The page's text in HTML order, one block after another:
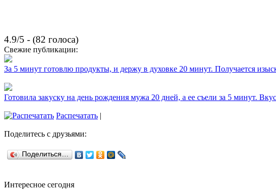
4.9/5 - (82 голоса)
Свежие публикации:
За 5 минут готовлю продукты, и держу в духовке 20 минут. Получается
Готовила закуску на день рождения мужа 20 дней, а ее съели за 5 минут.
Распечатать |
Поделитесь с друзьями:
Поделиться…
Интересное сегодня